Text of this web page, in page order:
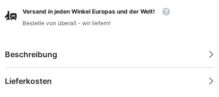
Versand in jeden Winkel Europas und der Welt!
Bestelle von überall - wir liefern!
Beschreibung
Lieferkosten